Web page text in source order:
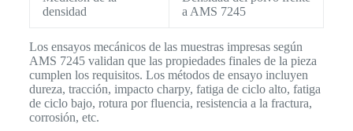
densidad
a AMS 7245
Los ensayos mecánicos de las muestras impresas según
AMS 7245 validan que las propiedades finales de la pieza
cumplen los requisitos. Los métodos de ensayo incluyen
dureza, tracción, impacto charpy, fatiga de ciclo alto, fatiga
de ciclo bajo, rotura por fluencia, resistencia a la fractura,
corrosión, etc.